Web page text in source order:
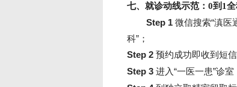
七、就诊动线示范：0到1
Step 1 微信搜索“滇医
科”；
Step 2 预约成功即收到短
Step 3 进入“一医一患”诊